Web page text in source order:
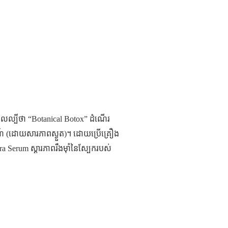
បីថា “Botanical Botox” ដំណើរ
(ដោយសារភាពស្ងួត)។ ដោយប្រើគ្រឿង
Serum ស្ដារភាពរឹងម៉ាំនៃស្បែករបស់